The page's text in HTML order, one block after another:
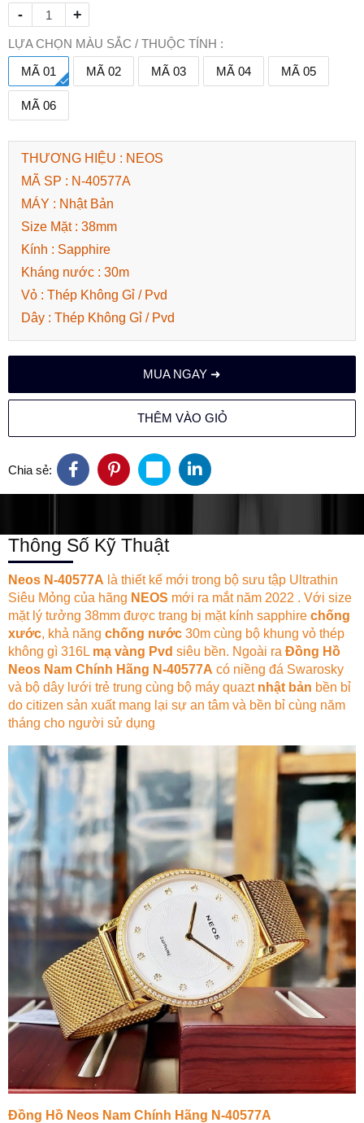
- +
LỰA CHỌN MÀU SẮC / THUỘC TÍNH :
MÃ 01
MÃ 02 MÃ 03 MÃ 04 MÃ 05
MÃ 06
THƯƠNG HIỆU : NEOS
MÃ SP : N-40577A
MÁY : Nhật Bản
Size Mặt : 38mm
Kính : Sapphire
Kháng nước : 30m
Vỏ : Thép Không Gỉ / Pvd
Dây : Thép Không Gỉ / Pvd
MUA NGAY ➜
THÊM VÀO GIỎ
Chia sẻ:
Thông Số Kỹ Thuật
Neos N-40577A là thiết kế mới trong bộ sưu tập Ultrathin
Siêu Mỏng của hãng NEOS mới ra mắt năm 2022 . Với size
mặt lý tưởng 38mm được trang bị mặt kính sapphire chống
xước, khả năng chống nước 30m cùng bộ khung vỏ thép
không gì 316L mạ vàng Pvd siêu bền. Ngoài ra Đồng Hồ
Neos Nam Chính Hãng N-40577A có niềng đá Swarosky
và bộ dây lưới trẻ trung cùng bộ máy quazt nhật bản bền bỉ
do citizen sản xuất mang lại sự an tâm và bền bỉ cùng năm
tháng cho người sử dụng
Đồng Hồ Neos Nam Chính Hãng N-40577A